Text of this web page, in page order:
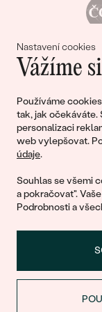
Nastavení cookies
Vážíme
Používáme
tak, jak očekáváte.
personalizaci
web vylepšovat.
údaje.
Souhlas se všemi
a pokračovat".
Podrobnosti a
takového šperku
materiálu.
Potřebuji šperk
Vybírejte ze
okamžitému
nabízíme
pokud opravdu
Ještě jste